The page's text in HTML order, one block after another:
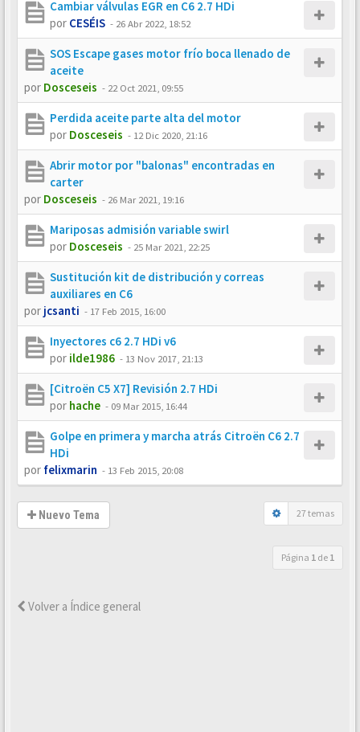
Cambiar válvulas EGR en C6 2.7 HDi
por CESÉIS - 26 Abr 2022, 18:52
SOS Escape gases motor frío boca llenado de
aceite
por Dosceseis - 22 Oct 2021, 09:55
Perdida aceite parte alta del motor
por Dosceseis - 12 Dic 2020, 21:16
Abrir motor por "balonas" encontradas en
carter
por Dosceseis - 26 Mar 2021, 19:16
Mariposas admisión variable swirl
por Dosceseis - 25 Mar 2021, 22:25
Sustitución kit de distribución y correas
auxiliares en C6
por jcsanti - 17 Feb 2015, 16:00
Inyectores c6 2.7 HDi v6
por ilde1986 - 13 Nov 2017, 21:13
[Citroën C5 X7] Revisión 2.7 HDi
por hache - 09 Mar 2015, 16:44
Golpe en primera y marcha atrás Citroën C6 2.7
HDi
por felixmarin - 13 Feb 2015, 20:08
Nuevo Tema 27 temas
Página 1 de 1
Volver a Índice general